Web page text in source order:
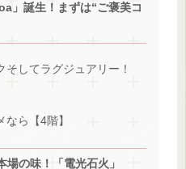
」誕生！まずは“ご褒美コ
してラグジュアリー！
ら【4階】
の味！「電光石火」